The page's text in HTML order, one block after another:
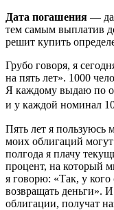
Дата погашения —
тем самым выплатив
решит купить
Грубо говоря, я
на пять лет». 1000
Я каждому выдаю по
и у каждой номинал
Пять лет я пользуюсь
моих облигаций
полгода я плачу
процент, на который
я говорю: «Так, у кого
возвращать деньги».
облигации, получат